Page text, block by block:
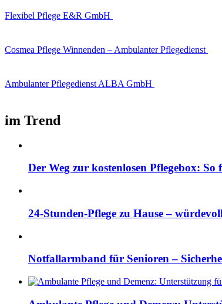
Flexibel Pflege E&R GmbH
Cosmea Pflege Winnenden – Ambulanter Pflegedienst
Ambulanter Pflegedienst ALBA GmbH
im Trend
Der Weg zur kostenlosen Pflegebox: So
24-Stunden-Pflege zu Hause –
Notfallarmband für Senioren –